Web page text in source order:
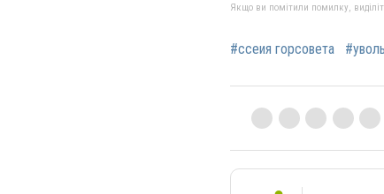
Якщо ви помітили помилку,
#ссеия горсовета